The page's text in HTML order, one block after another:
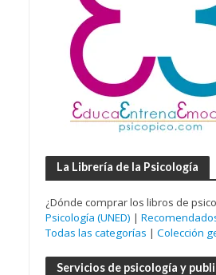
La Librería de la Psicología
¿Dónde comprar los libros de
Psicología (UNED) |
Todas las categorías | Colección
Servicios de psicología y